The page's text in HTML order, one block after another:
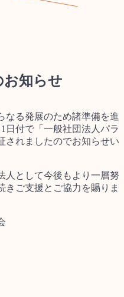
お知らせ
なる発展のため諸準備を進
日付で「一般社団法人パラ
されましたのでお知らせい
人として今後もより一層努
きご支援とご協力を賜りま